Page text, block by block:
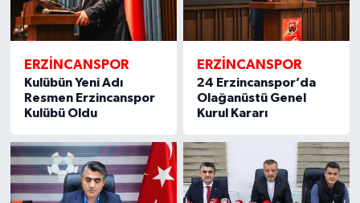
ERZİNCANSPOR
Kulübün Yeni Adı
Resmen Erzincanspor
Kulübü Oldu
ERZİNCANSPOR
24 Erzincanspor’da
Olağanüstü Genel
Kurul Kararı